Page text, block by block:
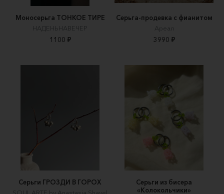
Моносерьга ТОНКОЕ ТИРЕ
НАДЕНЬНАВЕЧЕР
1100 ₽
Серьга-продевка с фианитом
Ареал
3990 ₽
Серьги ГРОЗДИ В ГОРОХ
Серьги из бисера
«Колокольчики»